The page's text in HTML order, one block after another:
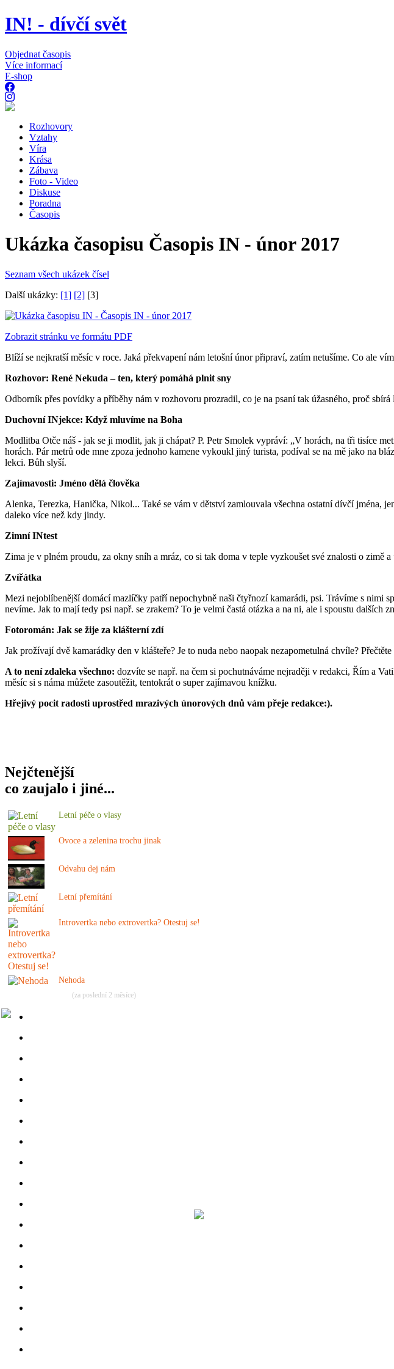
IN! - dívčí svět
Objednat časopis
Více informací
E-shop
Rozhovory
Vztahy
Víra
Krása
Zábava
Foto - Video
Diskuse
Poradna
Časopis
Ukázka časopisu Časopis IN - únor 2017
Seznam všech ukázek čísel
Další ukázky: [1] [2] [3]
Zobrazit stránku ve formátu PDF
Blíží se nejkratší měsíc v roce. Jaká překvapení nám letošní únor připraví, zatím netušíme. Co ale
Rozhovor: René Nekuda – ten, který pomáhá plnit sny
Odborník přes povídky a příběhy nám v rozhovoru prozradil, co je na psaní tak úžasného, proč
Duchovní INjekce: Když mluvíme na Boha
Modlitba Otče náš - jak se ji modlit, jak ji chápat? P. Petr Smolek vypráví: „V horách, na tři tisíce
horách. Pár metrů ode mne zpoza jednoho kamene vykoukl jiný turista, podíval se na mě jako na
lekci. Bůh slyší.
Zajímavosti: Jméno dělá člověka
Alenka, Terezka, Hanička, Nikol... Také se vám v dětství zamlouvala všechna ostatní dívčí jména,
daleko více než kdy jindy.
Zimní INtest
Zima je v plném proudu, za okny sníh a mráz, co si tak doma v teple vyzkoušet své znalosti o zimě a
Zvířátka
Mezi nejoblíbenější domácí mazlíčky patří nepochybně naši čtyřnozí kamarádi, psi. Trávíme s nimi
nevíme. Jak to mají tedy psi např. se zrakem? To je velmi častá otázka a na ni, ale i spoustu dalších
Fotoromán: Jak se žije za klášterní zdí
Jak prožívají dvě kamarádky den v klášteře? Je to nuda nebo naopak nezapometulná chvíle? Přečtěte
A to není zdaleka všechno: dozvíte se např. na čem si pochutnáváme nejraději v redakci, Řím a
měsíc si s náma můžete zasoutěžit, tentokrát o super zajímavou knížku.
Hřejivý pocit radosti uprostřed mrazivých únorových dnů vám přeje redakce:).
Nejčtenější
co zaujalo i jiné...
Letní péče o vlasy
Ovoce a zelenina trochu jinak
Odvahu dej nám
Letní přemítání
Introvertka nebo extrovertka? Otestuj se!
Nehoda
(za poslední 2 měsíce)